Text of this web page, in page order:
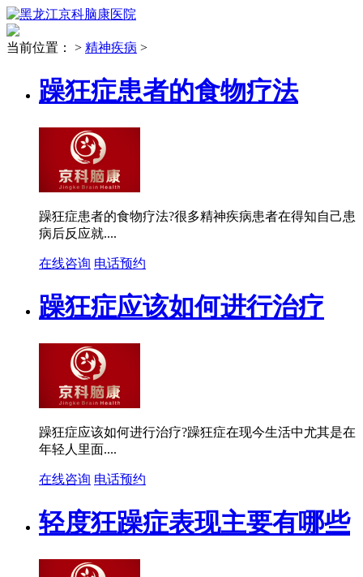
当前位置： > 精神疾病 >
躁狂症患者的食物疗法
躁狂症患者的食物疗法?很多精神疾病患者在得知自己患
病后反应就....
在线咨询 电话预约
躁狂症应该如何进行治疗
躁狂症应该如何进行治疗?躁狂症在现今生活中尤其是在
年轻人里面....
在线咨询 电话预约
轻度狂躁症表现主要有哪些